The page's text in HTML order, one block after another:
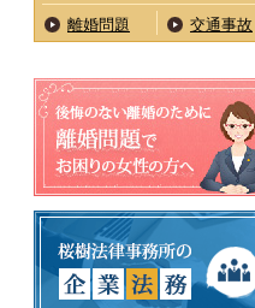
離婚問題 交通事故